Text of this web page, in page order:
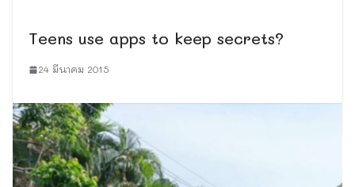
Teens use apps to keep secrets?
24 มีนาคม 2015